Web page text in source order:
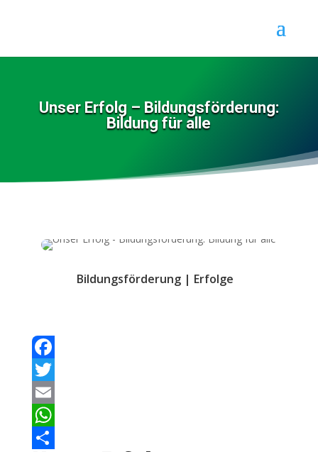
Unser Erfolg – Bildungsförderung:
Bildung für alle
Bildungsförderung| Erfolge
Facebook
Twitter
Email
WhatsApp